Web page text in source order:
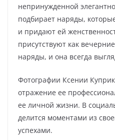
непринужденной
подбирает наряды,
и придают ей
присутствуют как
наряды, и она всегда
Фотографии Ксении
отражение ее
ее личной жизни. В
делится моментами из
успехами.